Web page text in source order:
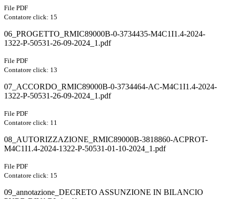
File PDF
Contatore click: 15
06_PROGETTO_RMIC89000B-0-3734435-M4C1I1.4-2024-
1322-P-50531-26-09-2024_1.pdf
File PDF
Contatore click: 13
07_ACCORDO_RMIC89000B-0-3734464-AC-M4C1I1.4-2024-
1322-P-50531-26-09-2024_1.pdf
File PDF
Contatore click: 11
08_AUTORIZZAZIONE_RMIC89000B-3818860-ACPROT-
M4C1I1.4-2024-1322-P-50531-01-10-2024_1.pdf
File PDF
Contatore click: 15
09_annotazione_DECRETO ASSUNZIONE IN BILANCIO